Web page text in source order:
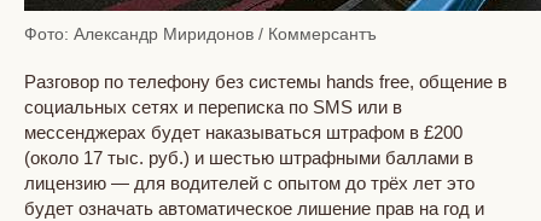
Фото: Александр Миридонов / Коммерсантъ
Разговор по телефону без системы hands free, общение в
социальных сетях и переписка по SMS или в
мессенджерах будет наказываться штрафом в £200
(около 17 тыс. руб.) и шестью штрафными баллами в
лицензию — для водителей с опытом до трёх лет это
будет означать автоматическое лишение прав на год и